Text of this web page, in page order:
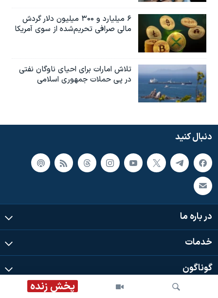
پخش زنده
۶ میلیارد و ۳۰۰ میلیون دلار گردش
مالی صرافی تحریم‌شده از سوی آمریکا
تلاش امارات برای احیای ناوگان نفتی
در پی حملات جمهوری اسلامی
دنبال کنید
در باره ما
خدمات
گوناگون